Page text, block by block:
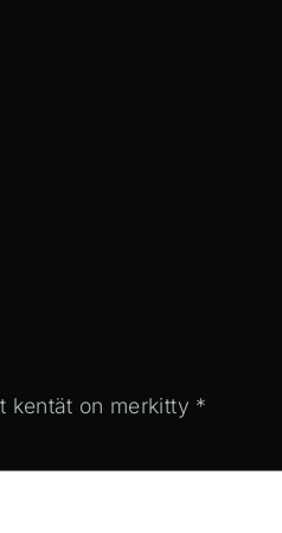
kentät on merkitty *